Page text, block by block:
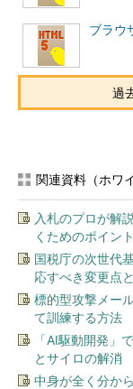
ブラウ
過
関連資料（ホワ
入札のプロが解
くためのポイント
国税庁の次世代
応すべき変更点
標的型攻撃メー
て訓練する方法
「AI駆動開発」
とサイロの解消
中身が全く分か